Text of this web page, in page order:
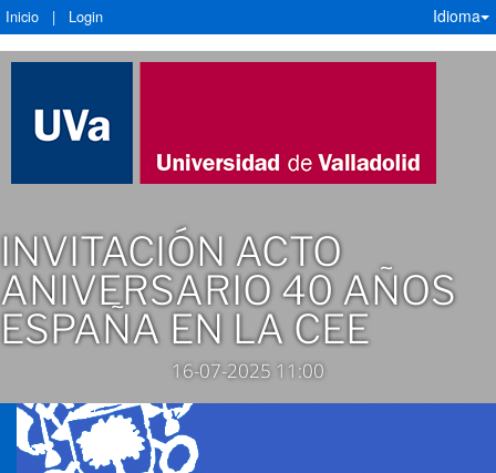
Inicio | Login Idioma
INVITACIÓN ACTO
ANIVERSARIO 40 AÑOS
ESPAÑA EN LA CEE
16-07-2025 11:00